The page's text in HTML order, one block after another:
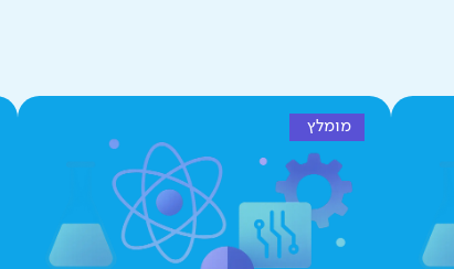
מומלץ